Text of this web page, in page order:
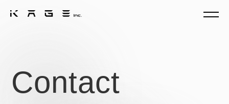
Contact